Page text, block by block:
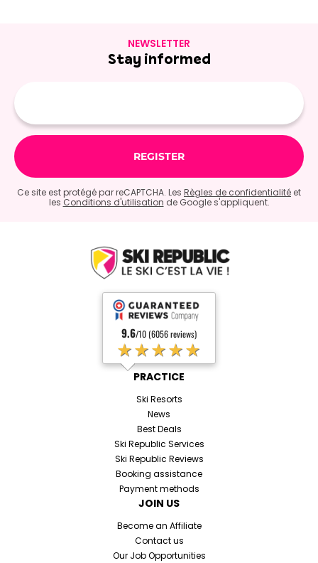
NEWSLETTER
Stay informed
Ce site est protégé par reCAPTCHA. Les Règles de confidentialité et
les Conditions d'utilisation de Google s'appliquent.
9.6/10 (6056 reviews)
★★★★★
PRACTICE
Ski Resorts
News
Best Deals
Ski Republic Services
Ski Republic Reviews
Booking assistance
Payment methods
JOIN US
Become an Affiliate
Contact us
Our Job Opportunities